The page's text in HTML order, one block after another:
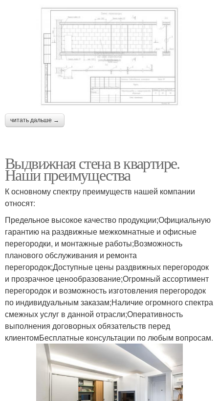
читать дальше →
Выдвижная стена в квартире.
Наши преимущества
К основному спектру преимуществ нашей компании
относят:
Предельное высокое качество продукции;Официальную
гарантию на раздвижные межкомнатные и офисные
перегородки, и монтажные работы;Возможность
планового обслуживания и ремонта
перегородок;Доступные цены раздвижных перегородок
и прозрачное ценообразование;Огромный ассортимент
перегородок и возможность изготовления перегородок
по индивидуальным заказам;Наличие огромного спектра
смежных услуг в данной отрасли;Оперативность
выполнения договорных обязательств перед
клиентомБесплатные консультации по любым вопросам.